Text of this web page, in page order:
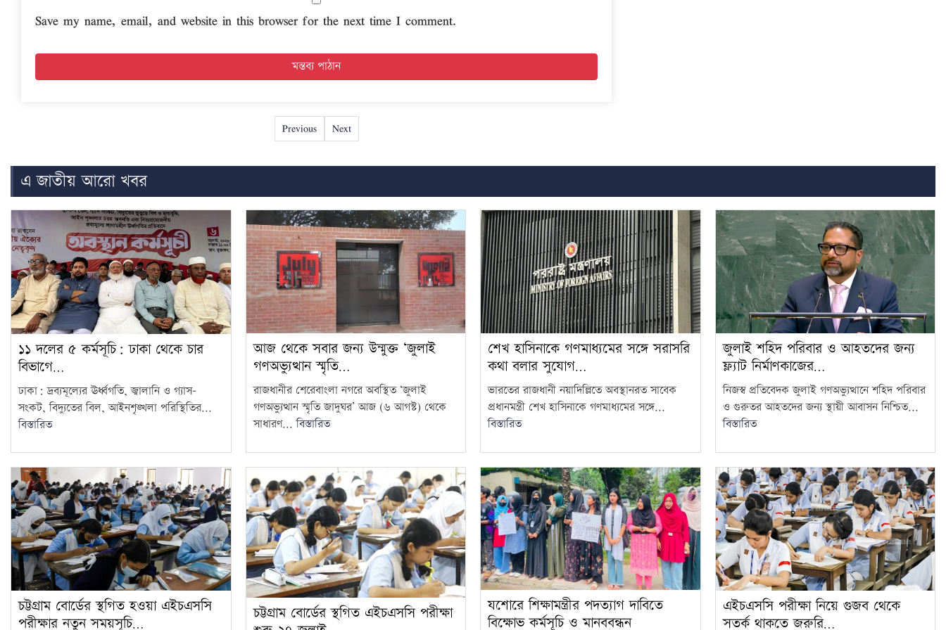
Save my name, email, and website in this browser for the next time I comment.
Previous Next
এ জাতীয় আরো খবর
১১ দলের ৫ কর্মসূচি: ঢাকা থেকে চার
বিভাগে…
ঢাকা: দ্রব্যমূল্যের ঊর্ধ্বগতি, জ্বালানি ও গ্যাস–
সংকট, বিদ্যুতের বিল, আইনশৃঙ্খলা পরিস্থিতির...
বিস্তারিত
আজ থেকে সবার জন্য উন্মুক্ত ‘জুলাই
গণঅভ্যুত্থান স্মৃতি…
রাজধানীর শেরেবাংলা নগরে অবস্থিত ‘জুলাই
গণঅভ্যুত্থান স্মৃতি জাদুঘর’ আজ (৬ আগস্ট) থেকে
সাধারণ...বিস্তারিত
শেখ হাসিনাকে গণমাধ্যমের সঙ্গে সরাসরি
কথা বলার সুযোগ…
ভারতের রাজধানী নয়াদিল্লিতে অবস্থানরত সাবেক
প্রধানমন্ত্রী শেখ হাসিনাকে গণমাধ্যমের সঙ্গে...
বিস্তারিত
জুলাই শহিদ পরিবার ও আহতদের জন্য
ফ্ল্যাট নির্মাণকাজের…
নিজস্ব প্রতিবেদক জুলাই গণঅভ্যুত্থানে শহিদ পরিবার
ও গুরুতর আহতদের জন্য স্থায়ী আবাসন নিশ্চিত...
বিস্তারিত
চট্টগ্রাম বোর্ডের স্থগিত হওয়া এইচএসসি
পরীক্ষার নতুন সময়সূচি…
চট্টগ্রাম বোর্ডের স্থগিত এইচএসসি পরীক্ষা
যশোরে শিক্ষামন্ত্রীর পদত্যাগ দাবিতে
বিক্ষোভ কর্মসূচি ও মানববন্ধন
এইচএসসি পরীক্ষা নিয়ে গুজব থেকে
সতর্ক থাকতে জরুরি…